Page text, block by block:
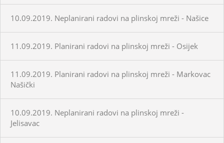
10.09.2019. Neplanirani radovi na plinskoj mreži - Našice
11.09.2019. Planirani radovi na plinskoj mreži - Osijek
11.09.2019. Planirani radovi na plinskoj mreži - Markovac
Našički
10.09.2019. Neplanirani radovi na plinskoj mreži -
Jelisavac